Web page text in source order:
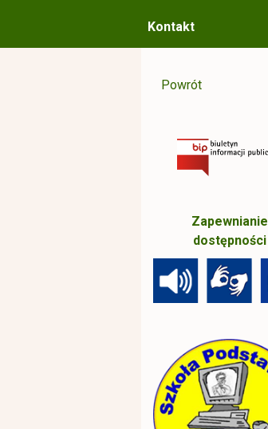
Kontakt
Powrót
Zapewnianie
dostępności